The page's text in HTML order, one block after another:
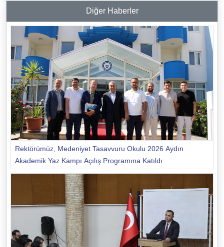
Diğer Haberler
Rektörümüz, Medeniyet Tasavvuru Okulu 2026 Aydın
Akademik Yaz Kampı Açılış Programına Katıldı